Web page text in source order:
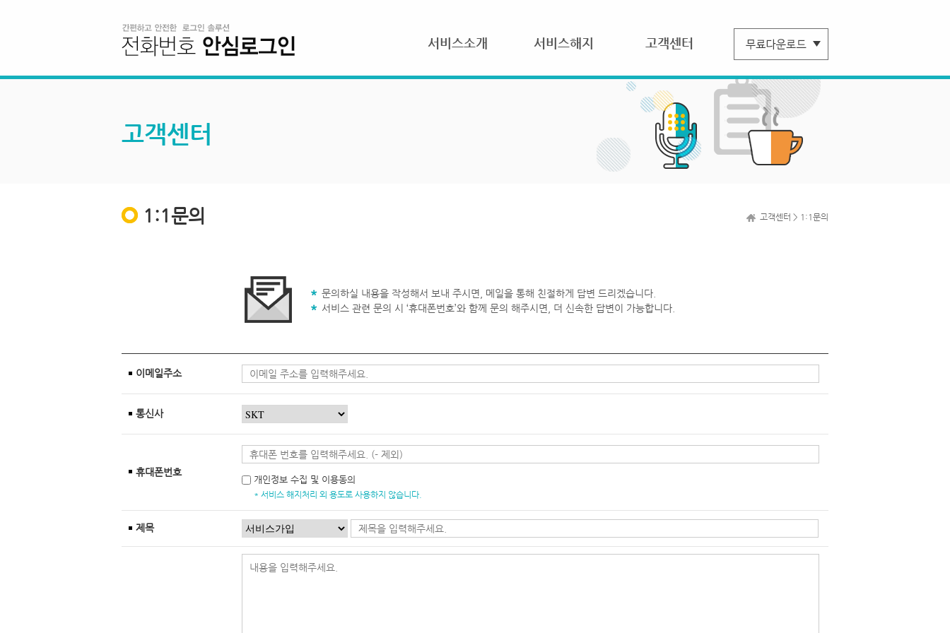
서비스소개 서비스해지 고객센터
고객센터
1:1문의 고객센터 > 1:1문의
문의하실 내용을 작성해서 보내 주시면, 메일을 통해 친절하게 답변 드리겠습니다.
서비스 관련 문의 시 ‘휴대폰번호’와 함께 문의 해주시면, 더 신속한 답변이 가능합니다.
이메일주소
통신사
휴대폰번호
개인정보 수집 및 이용동의
* 서비스 해지처리 외 용도로 사용하지 않습니다.
제목